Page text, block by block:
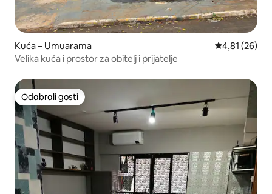
Kuća – Umuarama Prosječna
4,81 (26)
Velika kuća i prostor za obitelj i prijatelje
Odabrali gosti
Odabrali gosti